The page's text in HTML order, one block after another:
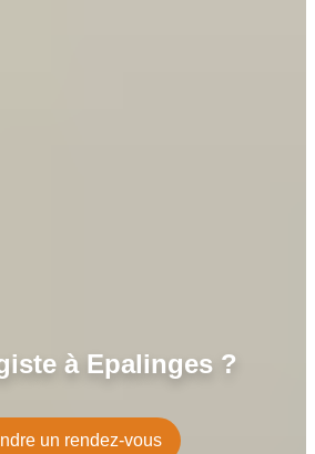
à Epalinges ?
un rendez-vous